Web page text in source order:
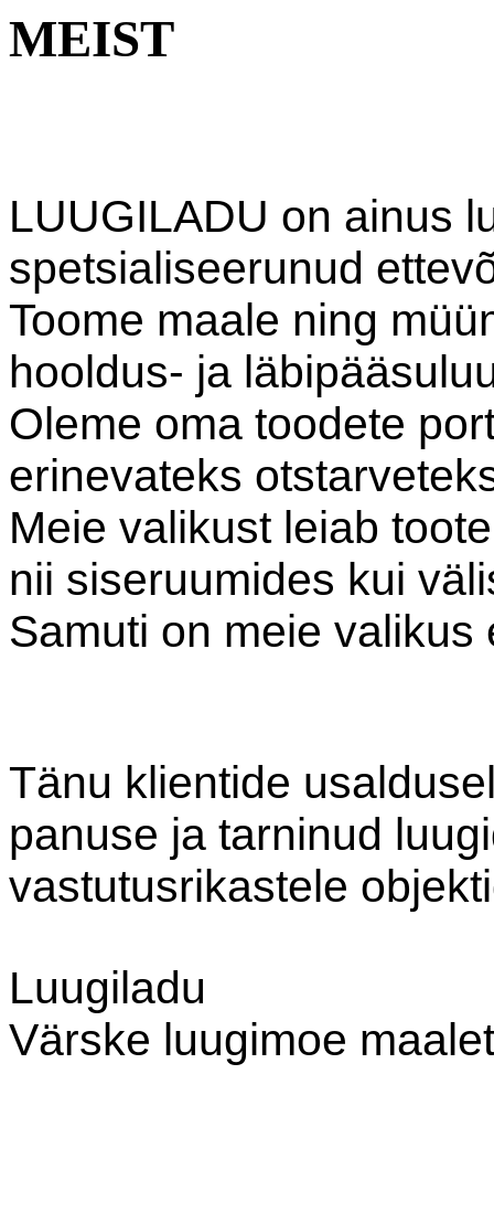
MEIST
LUUGILADU on ainus
spetsialiseerunud
Toome maale ning
hooldus- ja
Oleme oma toodete
erinevateks
Meie valikust leiab
nii siseruumides kui
Samuti on meie
Tänu klientide
panuse ja tarninud
vastutusrikastele
Luugiladu
Värske luugimoe